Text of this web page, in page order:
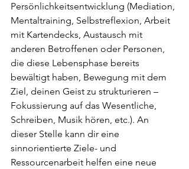
Persönlichkeitsentwicklung (Mediation,
Mentaltraining, Selbstreflexion, Arbeit
mit Kartendecks, Austausch mit
anderen Betroffenen oder Personen,
die diese Lebensphase bereits
bewältigt haben, Bewegung mit dem
Ziel, deinen Geist zu strukturieren –
Fokussierung auf das Wesentliche,
Schreiben, Musik hören, etc.). An
dieser Stelle kann dir eine
sinnorientierte Ziele- und
Ressourcenarbeit helfen eine neue